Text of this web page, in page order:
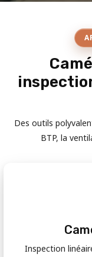
Des outils
BTP, la
Inspection